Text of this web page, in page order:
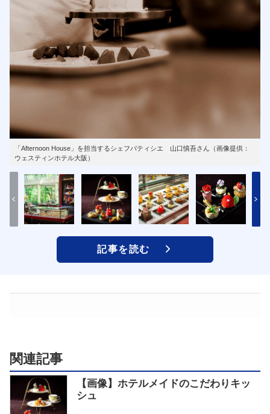
「Afternoon House」を担当するシェフパティシエ 山口慎吾さん（画像提供：
ウェスティンホテル大阪）
記事を読む
関連記事
【画像】ホテルメイドのこだわりキッ
シュ